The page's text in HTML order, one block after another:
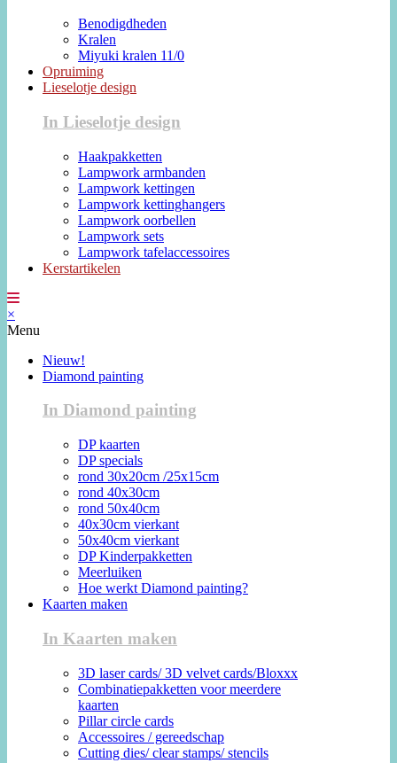
Benodigdheden
Kralen
Miyuki kralen 11/0
Opruiming
Lieselotje design
In Lieselotje design
Haakpakketten
Lampwork armbanden
Lampwork kettingen
Lampwork kettinghangers
Lampwork oorbellen
Lampwork sets
Lampwork tafelaccessoires
Kerstartikelen
×
Menu
Nieuw!
Diamond painting
In Diamond painting
DP kaarten
DP specials
rond 30x20cm /25x15cm
rond 40x30cm
rond 50x40cm
40x30cm vierkant
50x40cm vierkant
DP Kinderpakketten
Meerluiken
Hoe werkt Diamond painting?
Kaarten maken
In Kaarten maken
3D laser cards/ 3D velvet cards/Bloxxx
Combinatiepakketten voor meerdere
kaarten
Pillar circle cards
Accessoires / gereedschap
Cutting dies/ clear stamps/ stencils